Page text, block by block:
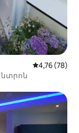
Միջին
4,76 (78)